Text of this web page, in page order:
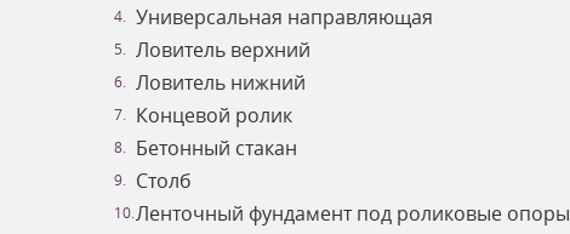
Универсальная направляющая
Ловитель верхний
Ловитель нижний
Концевой ролик
Бетонный стакан
Столб
Ленточный фундамент под роликовые опоры